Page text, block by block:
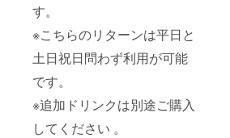
す。
※こちらのリターンは平日と
土日祝日問わず利用が可能
です。
※追加ドリンクは別途ご購入
してください 。